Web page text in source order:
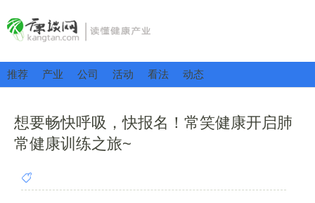
推荐 产业 公司 活动 看法 动态
想要畅快呼吸，快报名！常笑健康开启肺
常健康训练之旅~